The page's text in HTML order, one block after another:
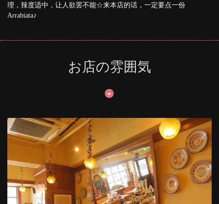
理，辣度适中，让人欲罢不能☆来本店的话，一定要点一份
Arrabiata♪
お店の雰囲気